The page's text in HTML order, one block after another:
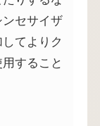
セサイザ
てよりク
すること